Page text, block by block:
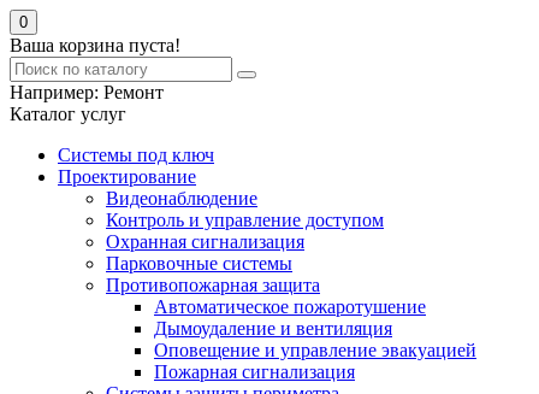
0
Ваша корзина пуста!
Например: Ремонт
Каталог услуг
Системы под ключ
Проектирование
Видеонаблюдение
Контроль и управление доступом
Охранная сигнализация
Парковочные системы
Противопожарная защита
Автоматическое пожаротушение
Дымоудаление и вентиляция
Оповещение и управление эвакуацией
Пожарная сигнализация